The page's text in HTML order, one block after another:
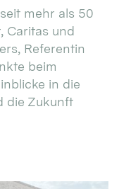
mehr als 50
Caritas und
Referentin
beim
in die
die Zukunft